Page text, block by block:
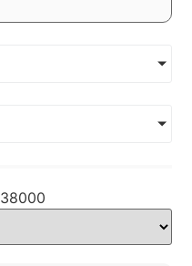
38000